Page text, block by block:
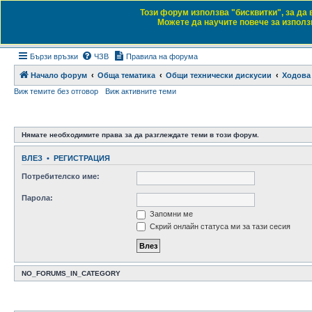
Daewoo &
Бързи връзки ЧЗВ Правила на форума
Начало форум Обща тематика Общи технически дискусии
Ходова
Виж темите без отговор
Виж активните теми
Нямате необходимите права за да разглеждате теми в този форум.
ВЛЕЗ • РЕГИСТРАЦИЯ
Потребителско име:
Парола:
Запомни ме
Скрий онлайн статуса ми за тази сесия
NO_FORUMS_IN_CATEGORY
Този форум използва "бисквитки", за
Можете да научите повече за